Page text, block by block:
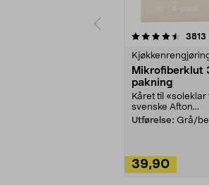
3813
Mikrofiberklut
pakning
Kåret til «soleklar
svenske Afton...
Utførelse: Grå/
39,90
4.5av 5